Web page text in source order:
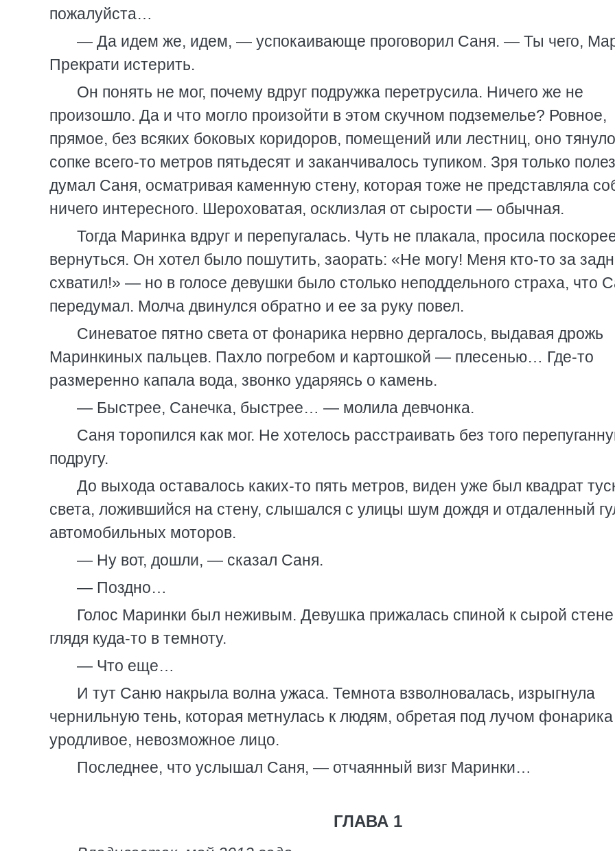
пожалуйста…
— Да идем же, идем, — успокаивающе проговорил Саня. — Ты чего,
Прекрати истерить.
Он понять не мог, почему вдруг подружка перетрусила. Ничего же не
произошло. Да и что могло произойти в этом скучном подземелье? Ровное,
прямое, без всяких боковых коридоров, помещений или лестниц, оно
сопке всего-то метров пятьдесят и заканчивалось тупиком. Зря только
думал Саня, осматривая каменную стену, которая тоже не представляла
ничего интересного. Шероховатая, осклизлая от сырости — обычная.
Тогда Маринка вдруг и перепугалась. Чуть не плакала, просила
вернуться. Он хотел было пошутить, заорать: «Не могу! Меня кто-то за
схватил!» — но в голосе девушки было столько неподдельного страха, что
передумал. Молча двинулся обратно и ее за руку повел.
Синеватое пятно света от фонарика нервно дергалось, выдавая дрожь
Маринкиных пальцев. Пахло погребом и картошкой — плесенью… Где-то
размеренно капала вода, звонко ударяясь о камень.
— Быстрее, Санечка, быстрее… — молила девчонка.
Саня торопился как мог. Не хотелось расстраивать без того
подругу.
До выхода оставалось каких-то пять метров, виден уже был квадрат
света, ложившийся на стену, слышался с улицы шум дождя и отдаленный
автомобильных моторов.
— Ну вот, дошли, — сказал Саня.
— Поздно…
Голос Маринки был неживым. Девушка прижалась спиной к сырой
глядя куда-то в темноту.
— Что еще…
И тут Саню накрыла волна ужаса. Темнота взволновалась, изрыгнула
чернильную тень, которая метнулась к людям, обретая под лучом фонарика
уродливое, невозможное лицо.
Последнее, что услышал Саня, — отчаянный визг Маринки…
ГЛАВА 1